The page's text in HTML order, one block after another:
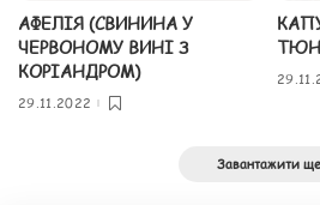
АФЕЛІЯ (СВИНИНА У
ЧЕРВОНОМУ ВИНІ З
КОРІАНДРОМ)
29.11.2022
Завантажити ще